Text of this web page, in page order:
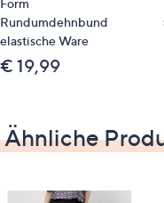
deiner
Auf einen
gewirkt
Rundumdehnbund
elastische Ware
€ 19,99
Ähnliche